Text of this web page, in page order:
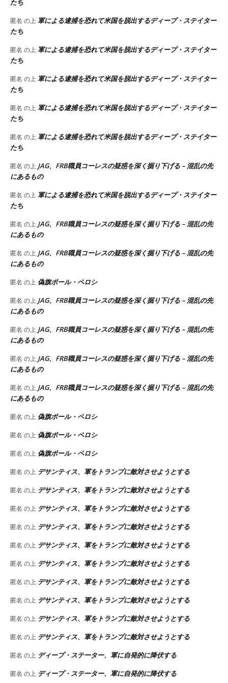
たち
匿名 の上 軍による逮捕を恐れて米国を脱出するディープ・ステイター
たち
匿名 の上 軍による逮捕を恐れて米国を脱出するディープ・ステイター
たち
匿名 の上 軍による逮捕を恐れて米国を脱出するディープ・ステイター
たち
匿名 の上 軍による逮捕を恐れて米国を脱出するディープ・ステイター
たち
匿名 の上 軍による逮捕を恐れて米国を脱出するディープ・ステイター
たち
匿名 の上 JAG、FRB職員コーレスの疑惑を深く掘り下げる – 混乱の先
にあるもの
匿名 の上 軍による逮捕を恐れて米国を脱出するディープ・ステイター
たち
匿名 の上 JAG、FRB職員コーレスの疑惑を深く掘り下げる – 混乱の先
にあるもの
匿名 の上 JAG、FRB職員コーレスの疑惑を深く掘り下げる – 混乱の先
にあるもの
匿名 の上 偽旗ポール・ペロシ
匿名 の上 JAG、FRB職員コーレスの疑惑を深く掘り下げる – 混乱の先
にあるもの
匿名 の上 JAG、FRB職員コーレスの疑惑を深く掘り下げる – 混乱の先
にあるもの
匿名 の上 JAG、FRB職員コーレスの疑惑を深く掘り下げる – 混乱の先
にあるもの
匿名 の上 JAG、FRB職員コーレスの疑惑を深く掘り下げる – 混乱の先
にあるもの
匿名 の上 偽旗ポール・ペロシ
匿名 の上 偽旗ポール・ペロシ
匿名 の上 偽旗ポール・ペロシ
匿名 の上 デサンティス、軍をトランプに敵対させようとする
匿名 の上 デサンティス、軍をトランプに敵対させようとする
匿名 の上 デサンティス、軍をトランプに敵対させようとする
匿名 の上 デサンティス、軍をトランプに敵対させようとする
匿名 の上 デサンティス、軍をトランプに敵対させようとする
匿名 の上 デサンティス、軍をトランプに敵対させようとする
匿名 の上 デサンティス、軍をトランプに敵対させようとする
匿名 の上 デサンティス、軍をトランプに敵対させようとする
匿名 の上 デサンティス、軍をトランプに敵対させようとする
匿名 の上 デサンティス、軍をトランプに敵対させようとする
匿名 の上 ディープ・ステーター、軍に自発的に降伏する
匿名 の上 ディープ・ステーター、軍に自発的に降伏する